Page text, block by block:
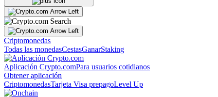
Criptomonedas
Todas las monedasCestasGanarStaking
Aplicación Crypto.comPara usuarios cotidianos
Obtener aplicación
CriptomonedasTarjeta Visa prepagoLevel Up